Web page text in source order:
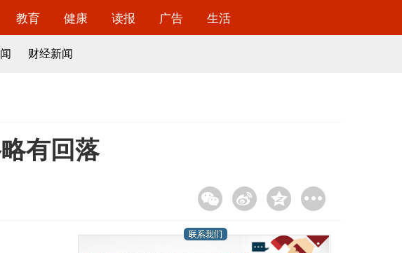
教育 健康 读报 广告 生活
财经新闻
有回落